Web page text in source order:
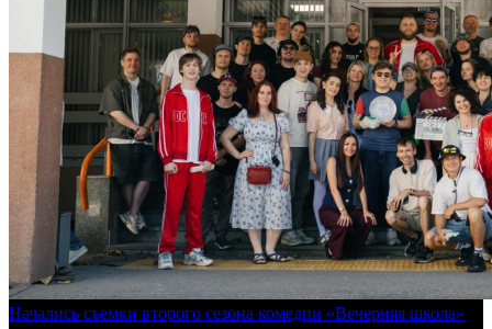
Начались съемки второго сезона комедии «Вечерняя школа»